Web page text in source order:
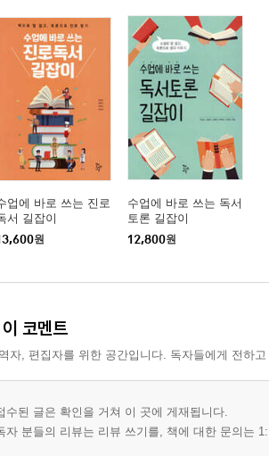
업에 바로 쓰는 진로
서 길잡이
원
수업에 바로 쓰는 독서
토론 길잡이
12,800원
코멘트
자, 편집자를 위한 공간입니다. 독자들에게 전하
수된 글은 확인을 거쳐 이 곳에 게재됩니다.
자 분들의 리뷰는 리뷰 쓰기를, 책에 대한 문의는